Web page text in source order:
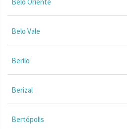
Belo Vale
Berilo
Berizal
Bertópolis